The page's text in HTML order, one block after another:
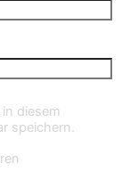
diesem
speichern.